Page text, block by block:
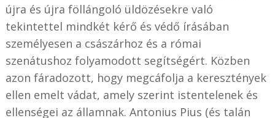
újra és újra föllángoló üldözésekre való
tekintettel mindkét kérő és védő írásában
személyesen a császárhoz és a római
szenátushoz folyamodott segítségért. Közben
azon fáradozott, hogy megcáfolja a keresztények
ellen emelt vádat, amely szerint istentelenek és
ellenségei az államnak. Antonius Pius (és talán